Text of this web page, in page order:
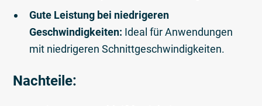
Gute Leistung bei niedrigeren
Geschwindigkeiten: Ideal für Anwendungen
mit niedrigeren Schnittgeschwindigkeiten.
Nachteile: